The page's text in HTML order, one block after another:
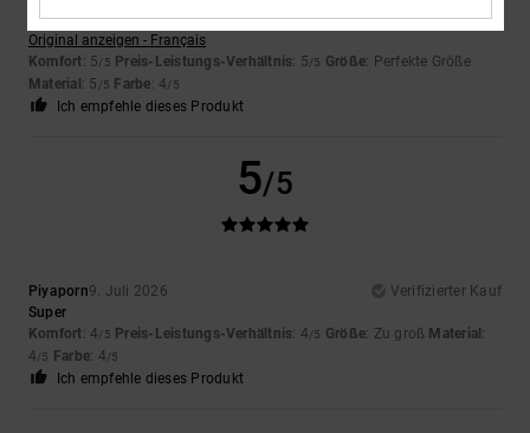
Original anzeigen - Français
Komfort: 5/5 Preis-Leistungs-Verhältnis: 5/5 Größe: Perfekte Größe
Material: 5 /5 Farbe: 4/5
Ich empfehle dieses Produkt
5/5
Piyaporn9. Juli 2026
Verifizierter Kauf
Super
Komfort: 4/5 Preis-Leistungs-Verhältnis: 4/5 Größe: Zu groß Material:
4/5 Farbe: 4/5
Ich empfehle dieses Produkt